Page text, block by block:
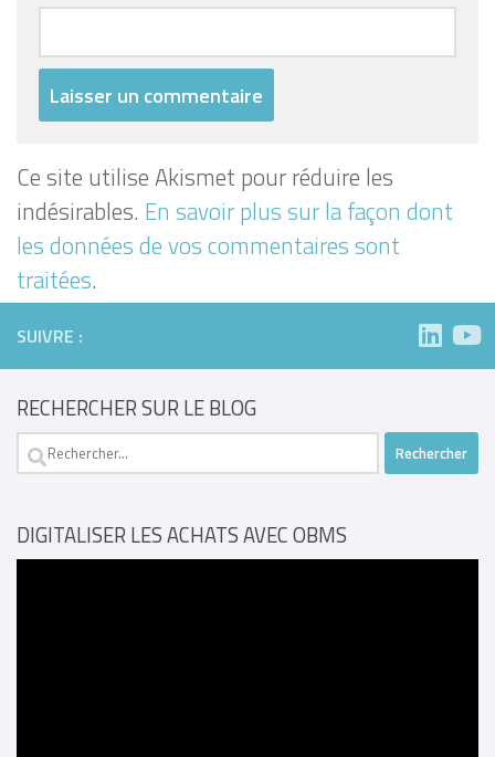
Ce site utilise Akismet pour réduire les
indésirables. En savoir plus sur la façon dont
les données de vos commentaires sont
traitées.
SUIVRE :
RECHERCHER SUR LE BLOG
Rechercher :
DIGITALISER LES ACHATS AVEC OBMS